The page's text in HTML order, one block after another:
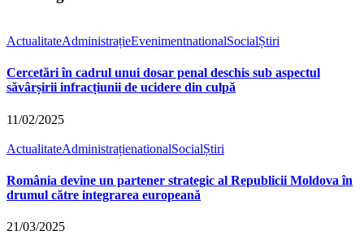
ActualitateAdministrațieEvenimentnationalSocialȘtiri
Cercetări în cadrul unui dosar penal deschis sub aspectul
săvârșirii infracțiunii de ucidere din culpă
11/02/2025
ActualitateAdministrațienationalSocialȘtiri
România devine un partener strategic al Republicii Moldova în
drumul către integrarea europeană
21/03/2025